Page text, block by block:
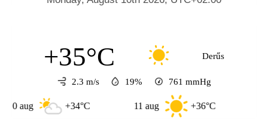
+35°C Derűs
2.3 m/s 19% 761 mmHg
+34°C 11 aug +36°C 12 aug